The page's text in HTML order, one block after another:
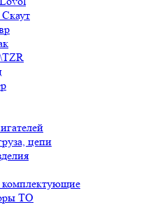
цепи
комплектующие
ТО